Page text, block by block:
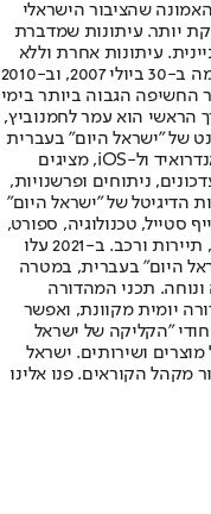
שהציבור הישראלי
יותר. עיתונות שמדברת
עיתונות אחרת וללא
תשלום. המהדורה המודפסת הראשונה פורסמה ב-30 ביולי 2007, וב-2010
החשיפה הגבוה ביותר בימי
הראשי הוא עמר לחמנוביץ,
של "ישראל היום" בעברית
ובאנגלית, כמו כן היישומונים (אפליקציות) לאנדרואיד ול-iOS, מציגים
ניתוחים ופרשנויות,
הדיגיטל של "ישראל היום"
סטייל, טכנולוגיה, ספורט,
כלכלה וצרכנות, בריאות, חיילים, אוכל, יהדות, תיירות ורכב. ב-2021 עלו
היום" בעברית, במטרה
תכני המהדורה
יומית מקוונת, ואפשר
"הקליקה של ישראל
ושירותים. ישראל
מקהל הקוראים. פנו אלינו